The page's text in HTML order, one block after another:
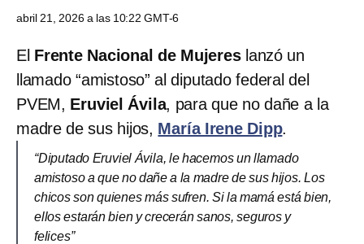
abril 21, 2026 a las 10:22 GMT-6
El Frente Nacional de Mujereslanzó un
llamado “amistoso” al diputado federal del
PVEM, Eruviel Ávila, para que no dañe a la
madre de sus hijos, María Irene Dipp.
“Diputado Eruviel Ávila, le hacemos un llamado
amistoso a que no dañe a la madre de sus hijos. Los
chicos son quienes más sufren. Si la mamá está bien,
ellos estarán bien y crecerán sanos, seguros y
felices”